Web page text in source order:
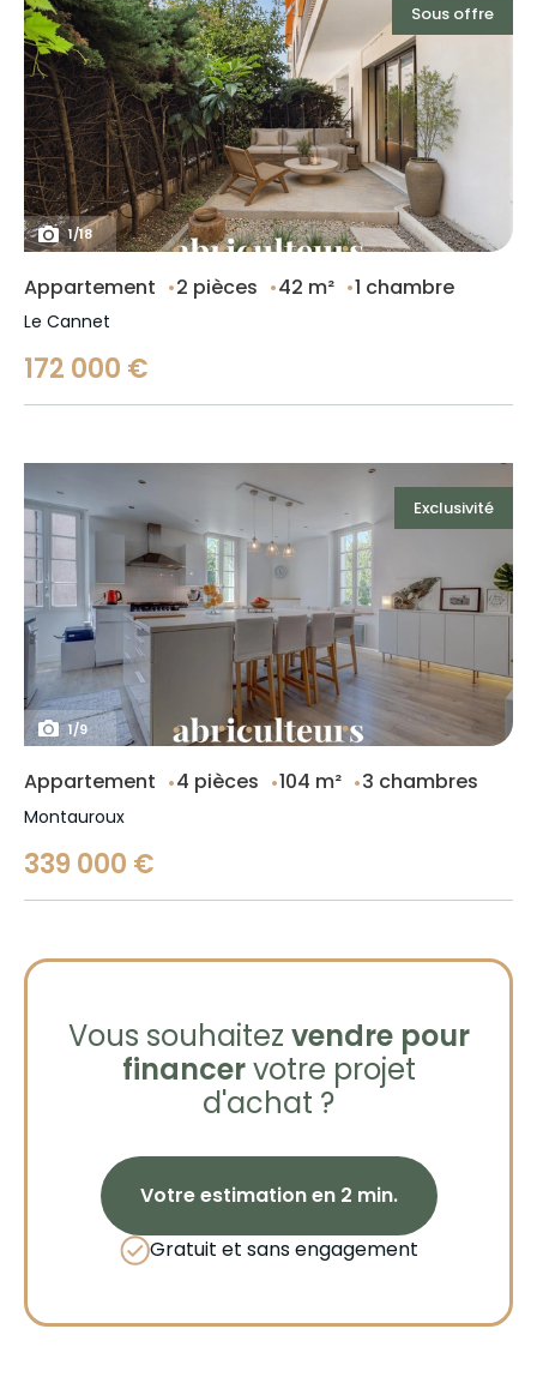
1/18
Sous offre
Appartement 2 pièces 42 m² 1 chambre
Le Cannet
172 000 €
1/9
Exclusivité
Appartement 4 pièces 104 m² 3 chambres
Montauroux
339 000 €
Vous souhaitez vendre pour
financervotre projet
d'achat ?
Votre estimation en 2 min.
Gratuit et sans engagement